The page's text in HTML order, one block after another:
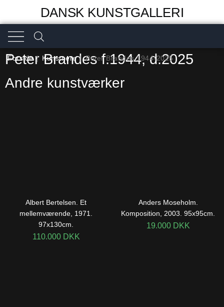
DANSK KUNSTGALLERI
Forside | Kunstnere|Peter Brandes 1944-2025
Peter Brandes f.1944, d.2025
Andre kunstværker
Albert Bertelsen. Et
mellemværende, 1971.
97x130cm.
110.000 DKK
Anders Moseholm.
Komposition, 2003. 95x95cm.
19.000 DKK